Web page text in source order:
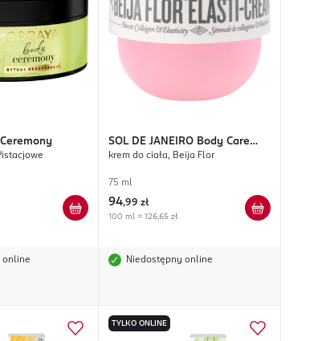
online
SOL DE JANEIRO Body Care
Elasti-Cream
krem do ciała, Beija Flor
75 ml
94,99 zł
100 ml = 126,65 zł
Niedostępny online
TYLKO ONLINE